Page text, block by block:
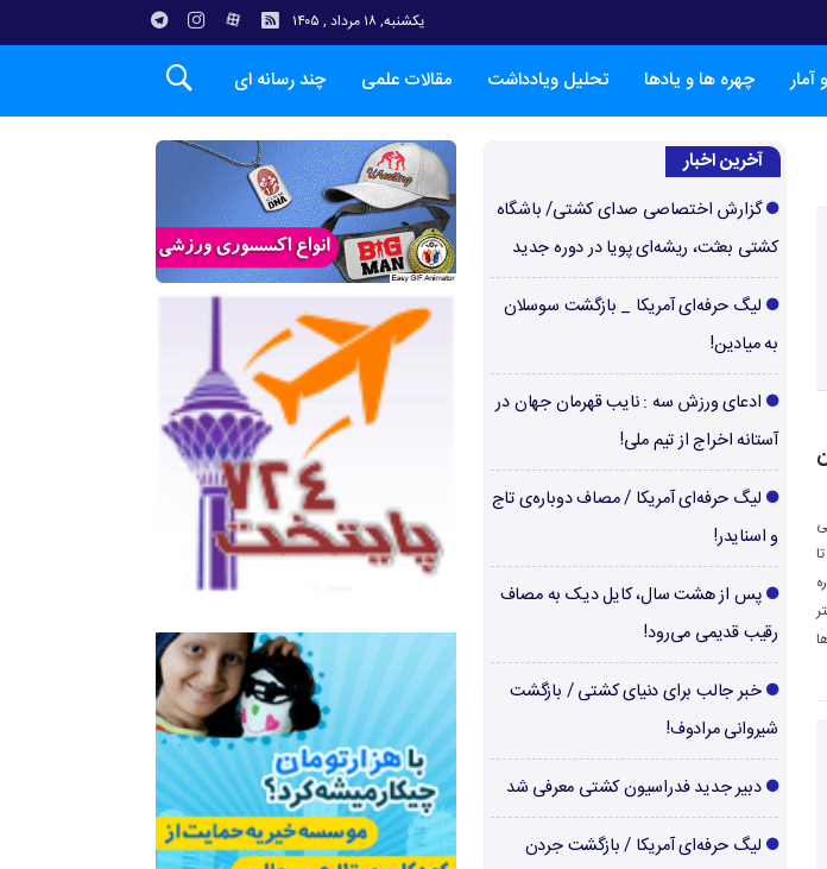
یکشنبه, ۱۸ مرداد , ۱۴۰۵
آمار چهره ها و یادها تحلیل ویادداشت مقالات علمی چند رسانه ای
تا
آخرین اخبار
گزارش اختصاصی صدای کشتی/ باشگاه
کشتی بعثت، ریشه‌ای پویا در دوره جدید
لیگ حرفه‌ای آمریکا _ بازگشت سوسلان
به میادین!
ادعای ورزش سه : نایب قهرمان جهان در
آستانه اخراج از تیم ملی!
لیگ حرفه‌ای آمریکا / مصاف دوباره‌ی تاج
و اسنایدر!
پس از هشت سال، کایل دیک به مصاف
رقیب قدیمی می‌رود!
خبر جالب برای دنیای کشتی / بازگشت
شیروانی مرادوف!
دبیر جدید فدراسیون کشتی معرفی شد
لیگ حرفه‌ای آمریکا / بازگشت جردن